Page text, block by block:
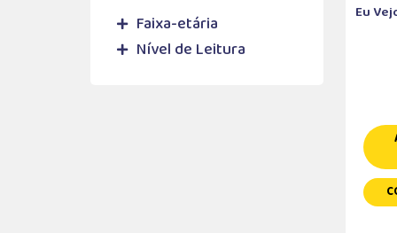
Faixa-etária
Nível de Leitura
Eu